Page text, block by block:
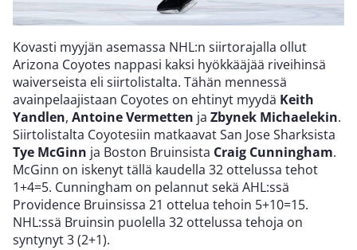
Kovasti myyjän asemassa NHL:n siirtorajalla ollut
Arizona Coyotes nappasi kaksi hyökkääjää riveihinsä
waiverseista eli siirtolistalta. Tähän mennessä
avainpelaajistaan Coyotes on ehtinyt myydä Keith
Yandlen, Antoine Vermetten ja Zbynek Michaelekin.
Siirtolistalta Coyotesiin matkaavat San Jose Sharksista
Tye McGinn ja Boston Bruinsista Craig Cunningham.
McGinn on iskenyt tällä kaudella 32 ottelussa tehot
1+4=5. Cunningham on pelannut sekä AHL:ssä
Providence Bruinsissa 21 ottelua tehoin 5+10=15.
NHL:ssä Bruinsin puolella 32 ottelussa tehoja on
syntynyt 3 (2+1).